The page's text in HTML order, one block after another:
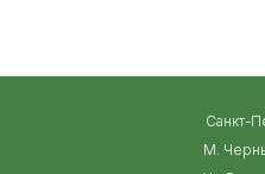
Санкт-
М.